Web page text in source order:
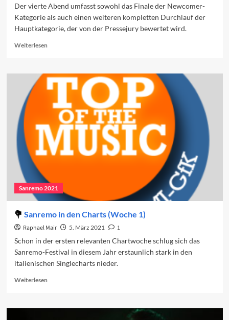
Der vierte Abend umfasst sowohl das Finale der Newcomer-
Kategorie als auch einen weiteren kompletten Durchlauf der
Hauptkategorie, der von der Pressejury bewertet wird.
WeiterlesenRead
Das
Programm
des
vierten
Abends
Sanremo 2021
Sanremo in den Charts (Woche 1)
Raphael Mair 5. März 2021
1
Schon in der ersten relevanten Chartwoche schlug sich das
Sanremo-Festival in diesem Jahr erstaunlich stark in den
italienischen Singlecharts nieder.
WeiterlesenRead
Sanremo